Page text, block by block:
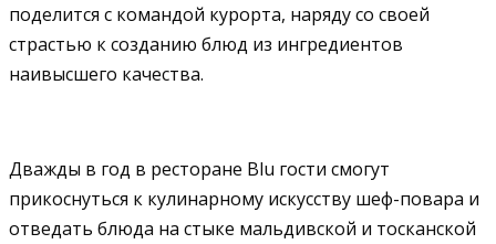
поделится с командой курорта, наряду со своей
страстью к созданию блюд из ингредиентов
наивысшего качества.
Дважды в год в ресторане Blu гости смогут
прикоснуться к кулинарному искусству шеф-повара и
отведать блюда на стыке мальдивской и тосканской